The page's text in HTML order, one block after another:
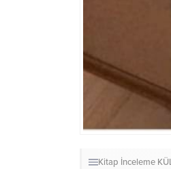
Kitap İnceleme